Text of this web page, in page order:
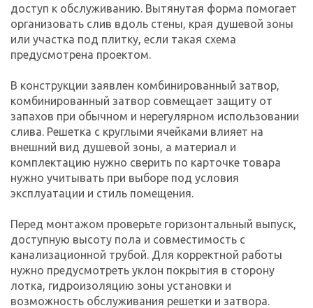
доступ к обслуживанию. Вытянутая форма помогает
организовать слив вдоль стены, края душевой зоны
или участка под плитку, если такая схема
предусмотрена проектом.
В конструкции заявлен комбинированный затвор,
комбинированный затвор совмещает защиту от
запахов при обычном и нерегулярном использовании
слива. Решетка с круглыми ячейками влияет на
внешний вид душевой зоны, а материал и
комплектацию нужно сверить по карточке товара
нужно учитывать при выборе под условия
эксплуатации и стиль помещения.
Перед монтажом проверьте горизонтальный выпуск,
доступную высоту пола и совместимость с
канализационной трубой. Для корректной работы
нужно предусмотреть уклон покрытия в сторону
лотка, гидроизоляцию зоны установки и
возможность обслуживания решетки и затвора.